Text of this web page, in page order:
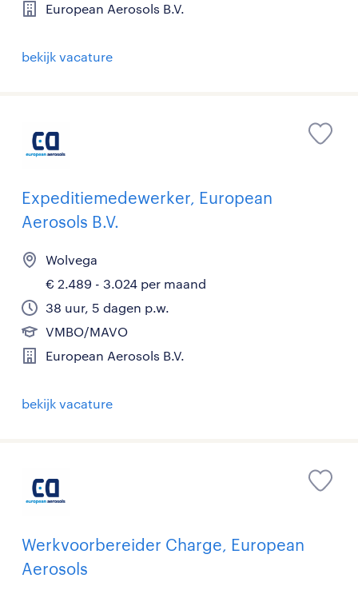
European Aerosols B.V.
bekijk vacature
Expeditiemedewerker, European
Aerosols B.V.
Wolvega
€ 2.489 - 3.024 per maand
38 uur, 5 dagen p.w.
VMBO/MAVO
European Aerosols B.V.
bekijk vacature
Werkvoorbereider Charge, European
Aerosols